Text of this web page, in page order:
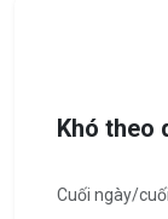
Khó theo
Cuối ngày/